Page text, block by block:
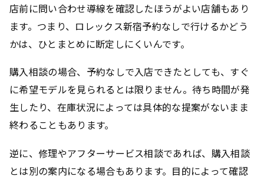
店前に問い合わせ導線を確認したほうがよい店舗もあり
ます。つまり、ロレックス新宿予約なしで行けるかどう
かは、ひとまとめに断定しにくいんです。
購入相談の場合、予約なしで入店できたとしても、すぐ
に希望モデルを見られるとは限りません。待ち時間が発
生したり、在庫状況によっては具体的な提案がないまま
終わることもあります。
逆に、修理やアフターサービス相談であれば、購入相談
とは別の案内になる場合もあります。目的によって確認